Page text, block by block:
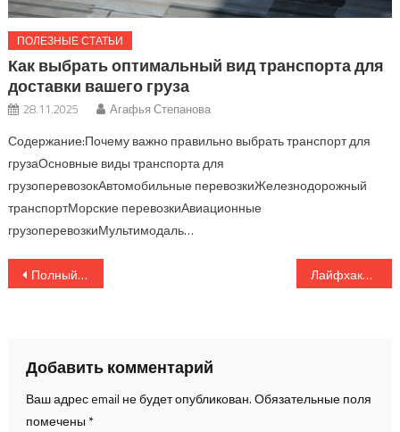
ПОЛЕЗНЫЕ СТАТЬИ
Как выбрать оптимальный вид транспорта для
доставки вашего груза
28.11.2025 Агафья Степанова
Содержание:Почему важно правильно выбрать транспорт для
грузаОсновные виды транспорта для
грузоперевозокАвтомобильные перевозкиЖелезнодорожный
транспортМорские перевозкиАвиационные
грузоперевозкиМультимодаль…
Навигация
Полный гид по международным грузоперевозкам: требования, нюансы, советы Лайфхаки для оптимизации расходов на логистику и транспортировку грузов
Добавить комментарий
Ваш адрес email не будет опубликован.Обязательные поля
помечены *